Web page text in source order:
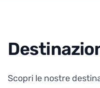
Scopri le nostre